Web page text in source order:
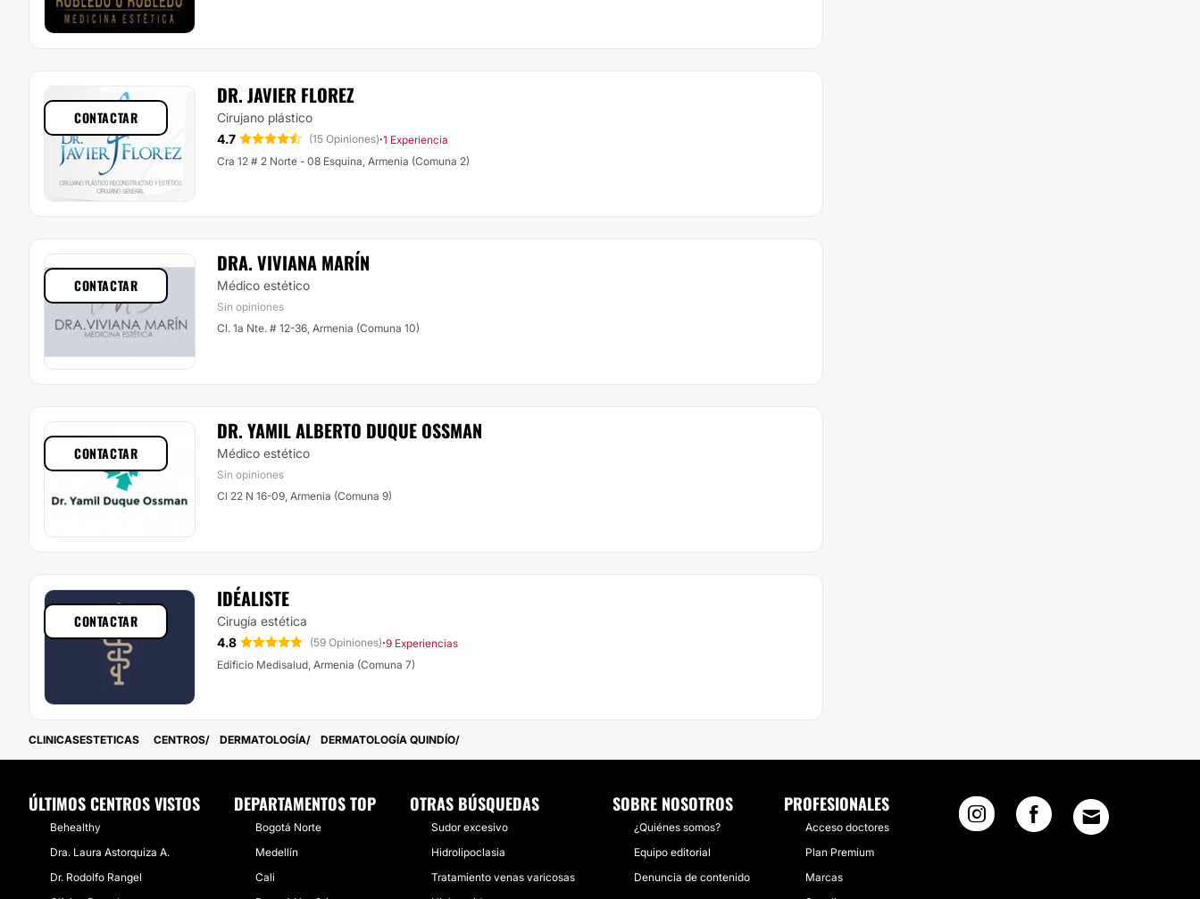
DR. JAVIER FLOREZ
Cirujano plástico
4.7
(15 Opiniones)·1 Experiencia
Cra 12 # 2 Norte - 08 Esquina, Armenia (Comuna 2)
CONTACTAR
DRA. VIVIANA MARÍN
Médico estético
Sin opiniones
Cl. 1a Nte. # 12-36, Armenia (Comuna 10)
CONTACTAR
DR. YAMIL ALBERTO DUQUE OSSMAN
Médico estético
Sin opiniones
Cl 22 N 16-09, Armenia (Comuna 9)
CONTACTAR
IDÉALISTE
Cirugía estética
4.8
(59 Opiniones)·9 Experiencias
Edificio Medisalud, Armenia (Comuna 7)
CONTACTAR
CLINICASESTETICAS CENTROS DERMATOLOGÍA DERMATOLOGÍA QUINDÍO
ÚLTIMOS CENTROS VISTOS
Behealthy
Dra. Laura Astorquiza A.
Dr. Rodolfo Rangel
DEPARTAMENTOS TOP
Bogotá Norte
Medellín
Cali
OTRAS BÚSQUEDAS
Sudor excesivo
Hidrolipoclasia
Tratamiento venas varicosas
SOBRE NOSOTROS
¿Quiénes somos?
Equipo editorial
Denuncia de contenido
PROFESIONALES
Acceso doctores
Plan Premium
Marcas